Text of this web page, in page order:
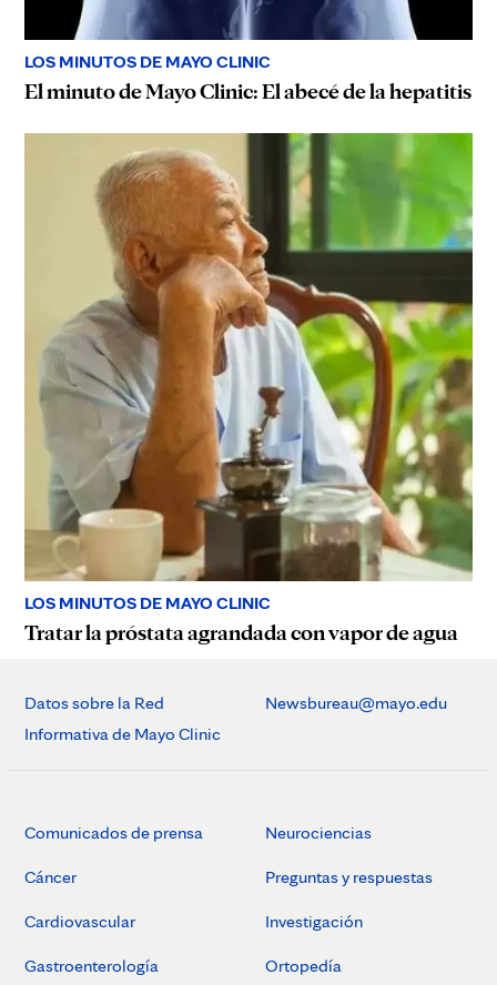
LOS MINUTOS DE MAYO CLINIC
El minuto de Mayo Clinic: El abecé de la hepatitis
LOS MINUTOS DE MAYO CLINIC
Tratar la próstata agrandada con vapor de agua
Datos sobre la Red
Informativa de Mayo Clinic
Newsbureau@mayo.edu
Comunicados de prensa
Cáncer
Cardiovascular
Gastroenterología
Neurociencias
Preguntas y respuestas
Investigación
Ortopedía